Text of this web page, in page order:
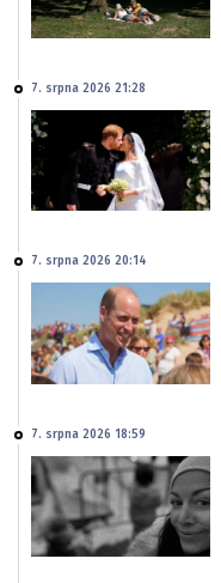
7. srpna 2026 21:28
7. srpna 2026 20:14
7. srpna 2026 18:59